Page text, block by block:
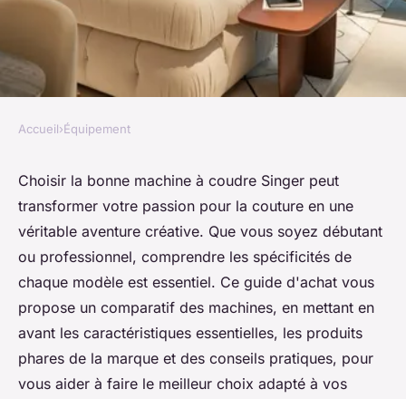
ÉQUIPEMENT
Comparatif des machines à
coudre singer pour débutants
et professionnels : guide
d'achat essentiel
Célia•8 octobre 2024•4 min de lecture
Accueil›Équipement
Choisir la bonne machine à coudre Singer peut
transformer votre passion pour la couture en une
véritable aventure créative. Que vous soyez débutant
ou professionnel, comprendre les spécificités de
chaque modèle est essentiel. Ce guide d'achat vous
propose un comparatif des machines, en mettant en
avant les caractéristiques essentielles, les produits
phares de la marque et des conseils pratiques, pour
vous aider à faire le meilleur choix adapté à vos